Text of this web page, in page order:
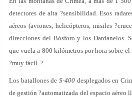
detectores de alta ?sensibilidad. Esos
aéreos (aviones, helicópteros, misiles
direcciones del Bósforo y los Dardanelos.
que vuela a 800 kilómetros por hora sobre
?muy fácil. ?
Los batallones de S-400desplegados en
de gestión ?automatizada del espacio aéreo